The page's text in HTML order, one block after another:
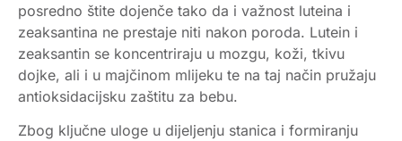
posredno štite dojenče tako da i važnost luteina i
zeaksantina ne prestaje niti nakon poroda. Lutein i
zeaksantin se koncentriraju u mozgu, koži, tkivu
dojke, ali i u majčinom mlijeku te na taj način pružaju
antioksidacijsku zaštitu za bebu.
Zbog ključne uloge u dijeljenju stanica i formiranju